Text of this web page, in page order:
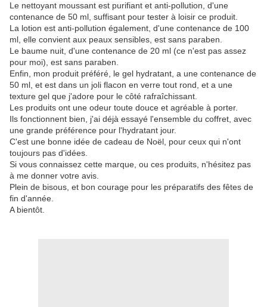
Le nettoyant moussant est purifiant et anti-pollution, d'une
contenance de 50 ml, suffisant pour tester à loisir ce produit.
La lotion est anti-pollution également, d'une contenance de 100
ml, elle convient aux peaux sensibles, est sans paraben.
Le baume nuit, d'une contenance de 20 ml (ce n'est pas assez
pour moi), est sans paraben.
Enfin, mon produit préféré, le gel hydratant, a une contenance de
50 ml, et est dans un joli flacon en verre tout rond, et a une
texture gel que j'adore pour le côté rafraîchissant.
Les produits ont une odeur toute douce et agréable à porter.
Ils fonctionnent bien, j'ai déjà essayé l'ensemble du coffret, avec
une grande préférence pour l'hydratant jour.
C'est une bonne idée de cadeau de Noël, pour ceux qui n'ont
toujours pas d'idées.
Si vous connaissez cette marque, ou ces produits, n'hésitez pas
à me donner votre avis.
Plein de bisous, et bon courage pour les préparatifs des fêtes de
fin d'année.
A bientôt.